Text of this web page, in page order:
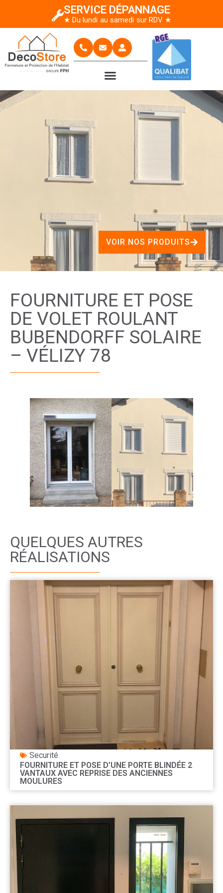
SERVICE DÉPANNAGE
★ Du lundi au samedi sur RDV ★
VOIR NOS PRODUITS
FOURNITURE ET POSE
DE VOLET ROULANT
BUBENDORFF SOLAIRE
– VÉLIZY 78
QUELQUES AUTRES
RÉALISATIONS
Securité
FOURNITURE ET POSE D’UNE PORTE BLINDÉE 2
VANTAUX AVEC REPRISE DES ANCIENNES
MOULURES